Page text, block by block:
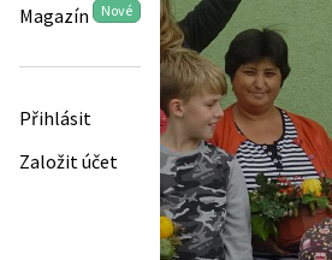
Magazín Nové
Přihlásit
Založit účet